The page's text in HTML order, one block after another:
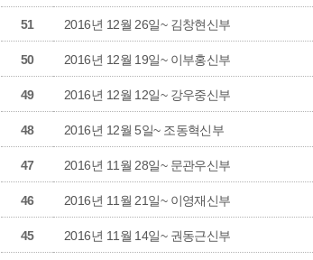
51 2016년 12월 26일~ 김창현신부
50 2016년 12월 19일~ 이부홍신부
49 2016년 12월 12일~ 강우중신부
48 2016년 12월 5일~ 조동혁신부
47 2016년 11월 28일~ 문관우신부
46 2016년 11월 21일~ 이영재신부
45 2016년 11월 14일~ 권동근신부